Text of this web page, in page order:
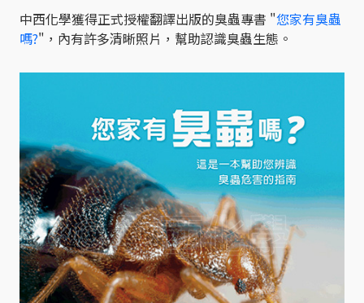
中西化學獲得正式授權翻譯出版的臭蟲專書 "您家有臭蟲
嗎?"，內有許多清晰照片，幫助認識臭蟲生態。